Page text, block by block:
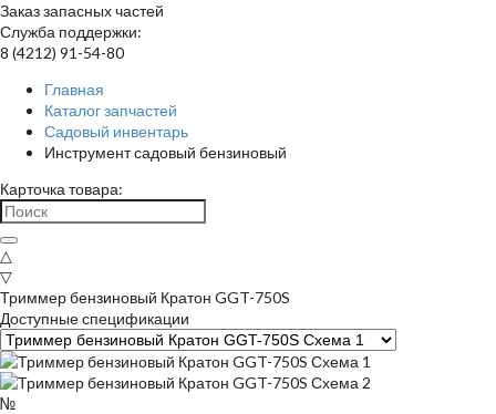
Заказ запасных частей
Служба поддержки:
8 (4212) 91-54-80
Главная
Каталог запчастей
Садовый инвентарь
Инструмент садовый бензиновый
Карточка товара:
△
▽
Триммер бензиновый Кратон GGT-750S
Доступные спецификации
№